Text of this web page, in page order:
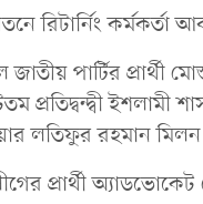
রিটার্নিং
জাতীয় পার্টির
প্রতিদ্বন্দ্বী
লতিফুর রহমান মিলন
প্রার্থী